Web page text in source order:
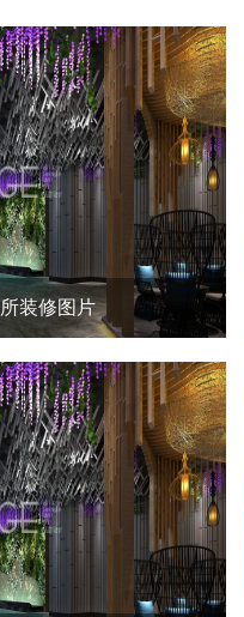
装修图片